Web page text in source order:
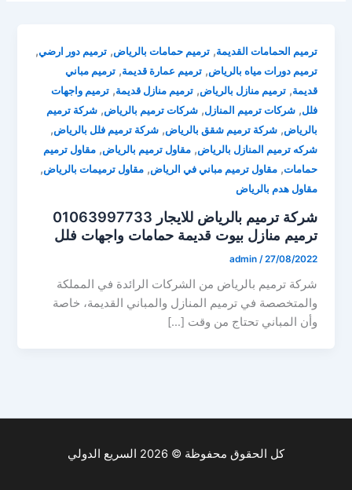
ترميم الحمامات القديمة,ترميم حمامات بالرياض,ترميم دور ارضي,
ترميم دورات مياه بالرياض,ترميم عمارة قديمة,ترميم مباني
قديمة,ترميم منازل بالرياض,ترميم منازل قديمة,ترميم واجهات
فلل,شركات ترميم المنازل,شركات ترميم بالرياض,شركة ترميم
بالرياض,شركة ترميم شقق بالرياض,شركة ترميم فلل بالرياض,
شركه ترميم المنازل بالرياض,مقاول ترميم بالرياض,مقاول ترميم
حمامات,مقاول ترميم مباني في الرياض,مقاول ترميمات بالرياض,
مقاول هدم بالرياض
شركة ترميم بالرياض للايجار 01063997733
ترميم منازل بيوت قديمة حمامات واجهات فلل
admin /27/08/2022
شركة ترميم بالرياض من الشركات الرائدة في المملكة
والمتخصصة في ترميم المنازل والمباني القديمة، خاصة
وأن المباني تحتاج من وقت […]
كل الحقوق محفوظة © 2026 السريع الدولي